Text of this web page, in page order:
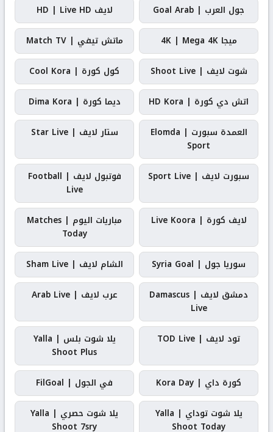
جول العرب | Goal Arab
لايف HD | Live HD
ميجا 4K | Mega 4K
ماتش تيفي | Match TV
شوت لايف | Shoot Live
كول كورة | Cool Kora
اتش دي كورة | HD Kora
ديما كورة | Dima Kora
العمدة سبورت | Elomda
Sport
ستار لايف | Star Live
سبورت لايف | Sport Live
فوتبول لايف | Football
Live
لايف كورة | Live Koora
مباريات اليوم | Matches
Today
سوريا جول | Syria Goal
الشام لايف | Sham Live
دمشق لايف | Damascus
Live
عرب لايف | Arab Live
تود لايف | TOD Live
يلا شوت بلس | Yalla
Shoot Plus
كورة داي | Kora Day
في الجول | FilGoal
يلا شوت توداي | Yalla
Shoot Today
يلا شوت حصري | Yalla
Shoot 7sry